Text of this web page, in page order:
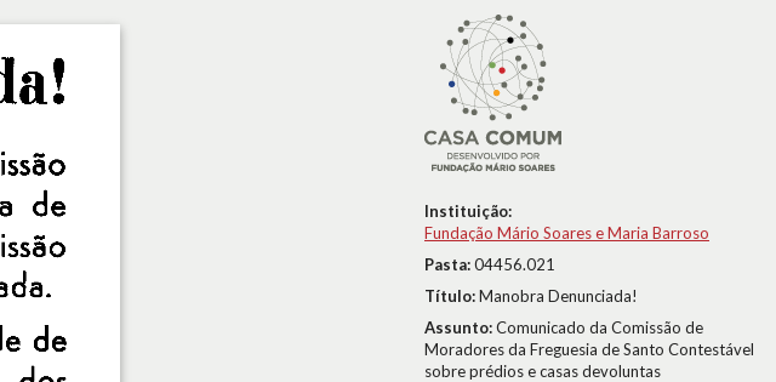
Instituição:
Fundação Mário Soares e Maria Barroso
Pasta:04456.021
Título:Manobra Denunciada!
Assunto:Comunicado da Comissão de
Moradores da Freguesia de Santo Contestável
sobre prédios e casas devoluntas